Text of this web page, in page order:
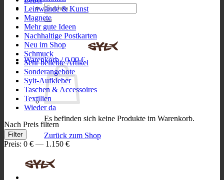
Suchen
nach:
Warenkorb /0,00€
Es befinden sich keine Produkte im Warenkorb.
Zurück zum Shop
Leinwände & Kunst
Magnete
Mehr gute Ideen
Nachhaltige Postkarten
Neu im Shop
Schmuck
Sehr beliebte Artikel
Sonderangebote
Sylt-Aufkleber
Taschen & Accessoires
Textilien
Wieder da
Nach Preis filtern
Min.
Preis
Max.
Preis
Filter
Preis: 0 € — 1.150 €